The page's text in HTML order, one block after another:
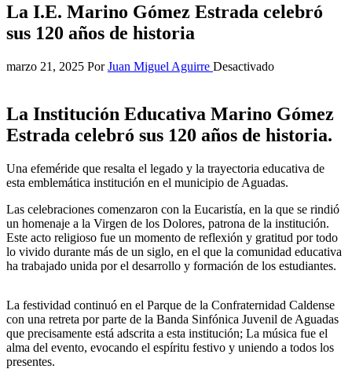
La I.E. Marino Gómez Estrada celebró
sus 120 años de historia
marzo 21, 2025 Por Juan Miguel Aguirre Desactivado
La Institución Educativa Marino Gómez
Estrada celebró sus 120 años de historia.
Una efeméride que resalta el legado y la trayectoria educativa de
esta emblemática institución en el municipio de Aguadas.
Las celebraciones comenzaron con la Eucaristía, en la que se rindió
un homenaje a la Virgen de los Dolores, patrona de la institución.
Este acto religioso fue un momento de reflexión y gratitud por todo
lo vivido durante más de un siglo, en el que la comunidad educativa
ha trabajado unida por el desarrollo y formación de los estudiantes.
La festividad continuó en el Parque de la Confraternidad Caldense
con una retreta por parte de la Banda Sinfónica Juvenil de Aguadas
que precisamente está adscrita a esta institución; La música fue el
alma del evento, evocando el espíritu festivo y uniendo a todos los
presentes.